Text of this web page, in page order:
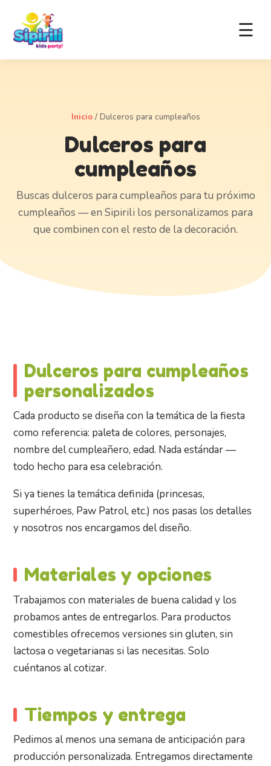
☰
Inicio/ Dulceros para cumpleaños
Dulceros para
cumpleaños
Buscas dulceros para cumpleaños para tu próximo
cumpleaños — en Sipirili los personalizamos para
que combinen con el resto de la decoración.
Dulceros para cumpleaños
personalizados
Cada producto se diseña con la temática de la fiesta
como referencia: paleta de colores, personajes,
nombre del cumpleañero, edad. Nada estándar —
todo hecho para esa celebración.
Si ya tienes la temática definida (princesas,
superhéroes, Paw Patrol, etc.) nos pasas los detalles
y nosotros nos encargamos del diseño.
Materiales y opciones
Trabajamos con materiales de buena calidad y los
probamos antes de entregarlos. Para productos
comestibles ofrecemos versiones sin gluten, sin
lactosa o vegetarianas si las necesitas. Solo
cuéntanos al cotizar.
Tiempos y entrega
Pedimos al menos una semana de anticipación para
producción personalizada. Entregamos directamente